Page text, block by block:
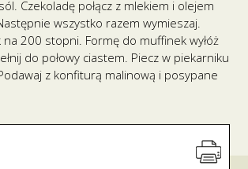
Czekoladę połącz z mlekiem i olejem
wszystko razem wymieszaj.
200 stopni. Formę do muffinek wyłóż
do połowy ciastem. Piecz w piekarniku
z konfiturą malinową i posypane